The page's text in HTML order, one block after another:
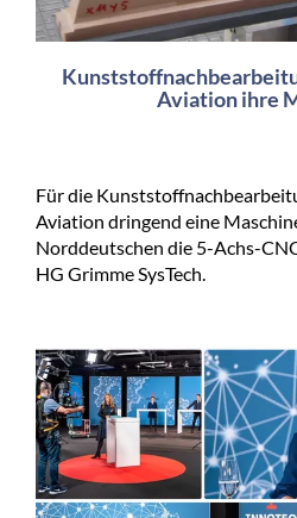
Aviation ihre
Für die
Aviation dringend eine
Norddeutschen die 5-Achs-
HG Grimme SysTech.